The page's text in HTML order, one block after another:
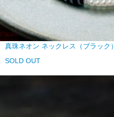
真珠ネオン ネックレス（ブラック）
SOLD OUT